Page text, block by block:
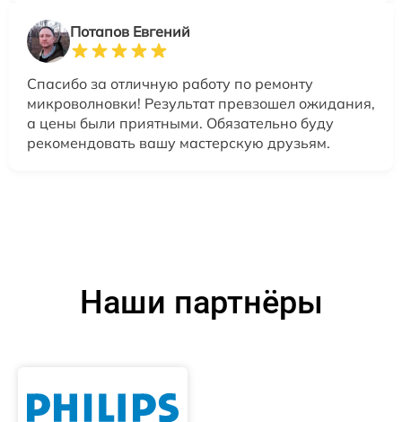
Потапов Евгений
Спасибо за отличную работу по ремонту
микроволновки! Результат превзошел ожидания,
а цены были приятными. Обязательно буду
рекомендовать вашу мастерскую друзьям.
Наши партнёры